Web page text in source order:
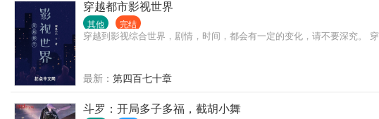
穿越都市影视世界
其他 完结
穿越到影视综合世界，剧情，时间，都会有一定的变化，请不要深究。
最新： 第四百七十章
斗罗：开局多子多福，截胡小舞